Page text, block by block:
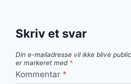
Skriv et svar
Din e-mailadresse vil ikke blive
er markeret med *
Kommentar *